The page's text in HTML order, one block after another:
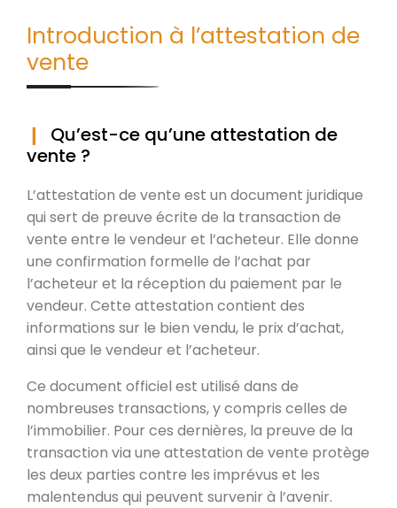
Introduction à l’attestation de
vente
Qu’est-ce qu’une attestation de
vente ?
L’attestation de vente est un document juridique
qui sert de preuve écrite de la transaction de
vente entre le vendeur et l’acheteur. Elle donne
une confirmation formelle de l’achat par
l’acheteur et la réception du paiement par le
vendeur. Cette attestation contient des
informations sur le bien vendu, le prix d’achat,
ainsi que le vendeur et l’acheteur.
Ce document officiel est utilisé dans de
nombreuses transactions, y compris celles de
l’immobilier. Pour ces dernières, la preuve de la
transaction via une attestation de vente protège
les deux parties contre les imprévus et les
malentendus qui peuvent survenir à l’avenir.